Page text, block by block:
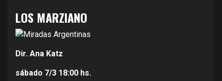
LOS MARZIANO
Dir. Ana Katz
sábado 7/3 18:00 hs.